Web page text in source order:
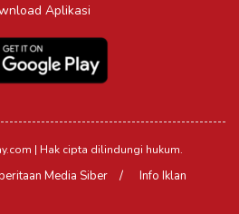
Aplikasi
| Hak cipta dilindungi hukum.
Media Siber Info Iklan